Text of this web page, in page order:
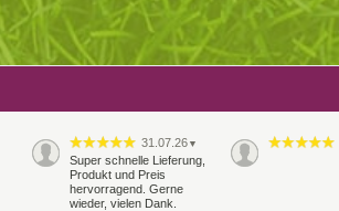
31.07.26 ▼
Super schnelle Lieferung,
Produkt und Preis
hervorragend. Gerne
wieder, vielen Dank.